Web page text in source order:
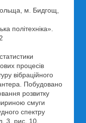
м. Бидгощ,
політехніка».
процесів
вібраційного
Побудовано
розвитку
смуги
спектру
3, рис. 10.